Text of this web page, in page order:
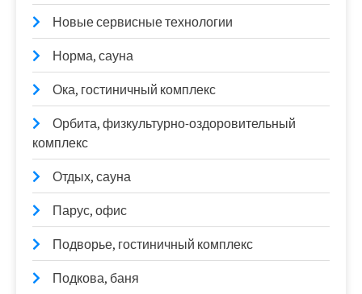
Новые сервисные технологии
Норма, сауна
Ока, гостиничный комплекс
Орбита, физкультурно-оздоровительный
комплекс
Отдых, сауна
Парус, офис
Подворье, гостиничный комплекс
Подкова, баня